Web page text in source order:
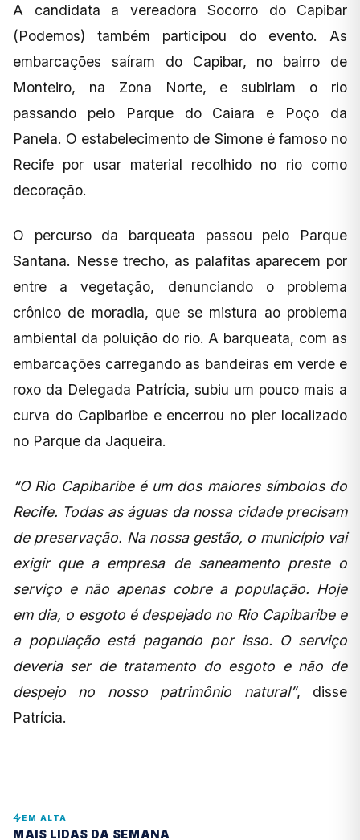
A candidata a vereadora Socorro do Capibar
(Podemos) também participou do evento. As
embarcações saíram do Capibar, no bairro de
Monteiro, na Zona Norte, e subiriam o rio
passando pelo Parque do Caiara e Poço da
Panela. O estabelecimento de Simone é famoso no
Recife por usar material recolhido no rio como
decoração.
O percurso da barqueata passou pelo Parque
Santana. Nesse trecho, as palafitas aparecem por
entre a vegetação, denunciando o problema
crônico de moradia, que se mistura ao problema
ambiental da poluição do rio. A barqueata, com as
embarcações carregando as bandeiras em verde e
roxo da Delegada Patrícia, subiu um pouco mais a
curva do Capibaribe e encerrou no pier localizado
no Parque da Jaqueira.
“O Rio Capibaribe é um dos maiores símbolos do
Recife. Todas as águas da nossa cidade precisam
de preservação. Na nossa gestão, o município vai
exigir que a empresa de saneamento preste o
serviço e não apenas cobre a população. Hoje
em dia, o esgoto é despejado no Rio Capibaribe e
a população está pagando por isso. O serviço
deveria ser de tratamento do esgoto e não de
despejo no nosso patrimônio natural”, disse
Patrícia.
EM ALTA
MAIS LIDAS DA SEMANA